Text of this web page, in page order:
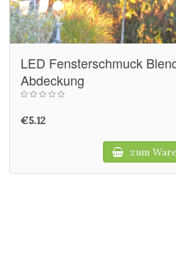
LED Fensterschmuck
Abdeckung
€5.12
zum